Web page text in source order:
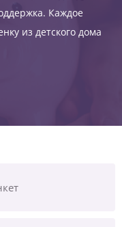
Каждое
из детского дома